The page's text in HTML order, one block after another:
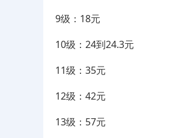
9级：18元
10级：24到24.3元
11级：35元
12级：42元
13级：57元